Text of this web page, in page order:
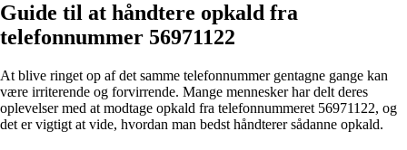
Guide til at håndtere opkald fra
telefonnummer 56971122
At blive ringet op af det samme telefonnummer gentagne gange kan
være irriterende og forvirrende. Mange mennesker har delt deres
oplevelser med at modtage opkald fra telefonnummeret 56971122, og
det er vigtigt at vide, hvordan man bedst håndterer sådanne opkald.